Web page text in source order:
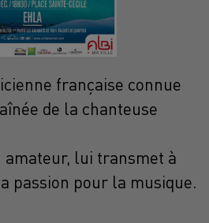
française connue
de la chanteuse
amateur, lui transmet à
passion pour la musique.